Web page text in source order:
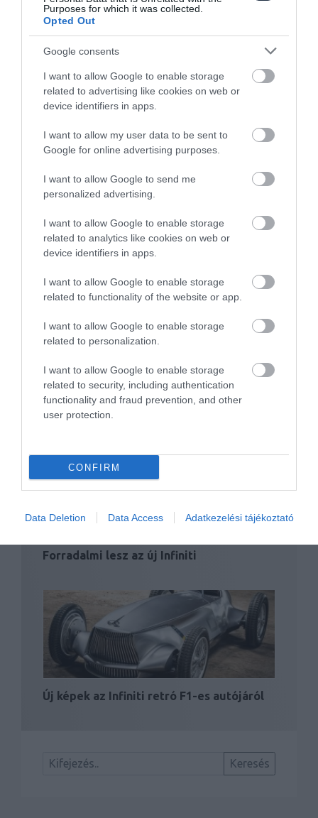
Purposes for which it was collected.
Opted Out
Google consents
I want to allow Google to enable storage
related to advertising like cookies on web or
device identifiers in apps.
I want to allow my user data to be sent to
Google for online advertising purposes.
I want to allow Google to send me
personalized advertising.
I want to allow Google to enable storage
related to analytics like cookies on web or
device identifiers in apps.
I want to allow Google to enable storage
related to functionality of the website or app.
I want to allow Google to enable storage
related to personalization.
I want to allow Google to enable storage
related to security, including authentication
functionality and fraud prevention, and other
user protection.
CONFIRM
Data Deletion Data Access Adatkezelési tájékoztató
Szabadidő-autót villant az Infiniti
Infiniti QX80 Monograph: a részletek
szépsége
Forradalmi lesz az új Infiniti
Új képek az Infiniti retró F1-es autójáról